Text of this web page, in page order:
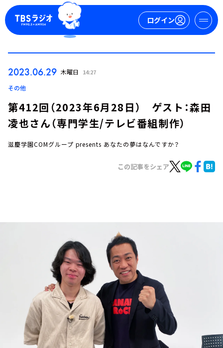
ログイン
イベント・グッズ
YouTube
会社情報
2023.06.29 木曜日 14:27
その他
第412回（2023年6月28日） ゲスト：森田
凌也さん（専門学生/テレビ番組制作）
滋慶学園COMグループ presents あなたの夢はなんですか？
この記事をシェア